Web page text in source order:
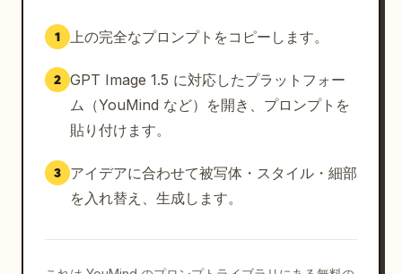
1 上の完全なプロンプトをコピーします。
2 GPT Image 1.5 に対応したプラットフォー
ム（YouMind など）を開き、プロンプトを
貼り付けます。
3
アイデアに合わせて被写体・スタイル・細部
を入れ替え、生成します。